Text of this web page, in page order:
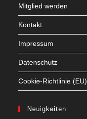
Mitglied werden
Kontakt
Impressum
Datenschutz
Cookie-Richtlinie (EU)
Neuigkeiten